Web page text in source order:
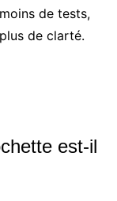
de tests,
de clarté.
est-il